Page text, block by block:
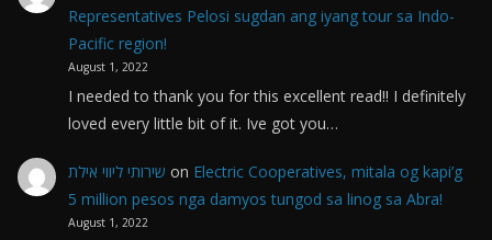
Representatives Pelosi sugdan ang iyang tour sa Indo-
Pacific region!
August 1, 2022
I needed to thank you for this excellent read!! I definitely
loved every little bit of it. Ive got you…
שירותי ליווי אילת on Electric Cooperatives, mitala og kapi’g
5 million pesos nga damyos tungod sa linog sa Abra!
August 1, 2022